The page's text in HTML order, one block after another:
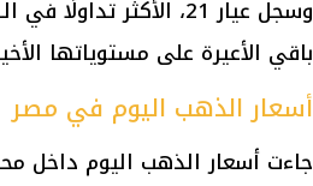
وسجل عيار 21
باقي الأعيرة على مستوياتها
أسعار الذهب اليوم في مصر
جاءت أسعار الذهب اليوم داخل